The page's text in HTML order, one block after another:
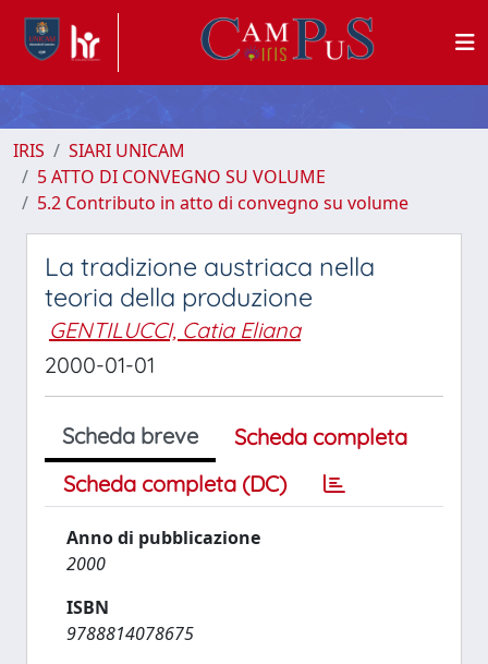
IRIS
SIARI UNICAM
5 ATTO DI CONVEGNO SU VOLUME
5.2 Contributo in atto di convegno su volume
La tradizione austriaca nella
teoria della produzione
GENTILUCCI, Catia Eliana
2000-01-01
Scheda breve
Scheda completa
Scheda completa (DC)
Anno di pubblicazione
2000
ISBN
9788814078675